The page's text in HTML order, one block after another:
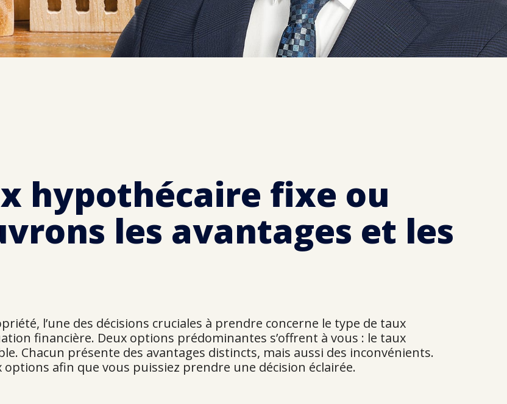
hypothécaire fixe ou
les avantages et les
l’une des décisions cruciales à prendre concerne le type de taux
financière. Deux options prédominantes s’offrent à vous : le taux
Chacun présente des avantages distincts, mais aussi des inconvénients.
afin que vous puissiez prendre une décision éclairée.